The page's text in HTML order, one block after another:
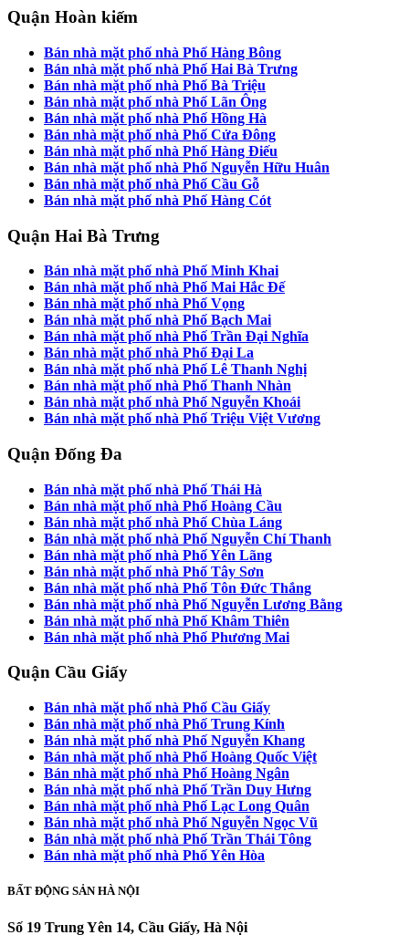
Quận Hoàn kiếm
Bán nhà mặt phố nhà Phố Hàng Bông
Bán nhà mặt phố nhà Phố Hai Bà Trưng
Bán nhà mặt phố nhà Phố Bà Triệu
Bán nhà mặt phố nhà Phố Lãn Ông
Bán nhà mặt phố nhà Phố Hồng Hà
Bán nhà mặt phố nhà Phố Cửa Đông
Bán nhà mặt phố nhà Phố Hàng Điếu
Bán nhà mặt phố nhà Phố Nguyễn Hữu Huân
Bán nhà mặt phố nhà Phố Cầu Gỗ
Bán nhà mặt phố nhà Phố Hàng Cót
Quận Hai Bà Trưng
Bán nhà mặt phố nhà Phố Minh Khai
Bán nhà mặt phố nhà Phố Mai Hắc Đế
Bán nhà mặt phố nhà Phố Vọng
Bán nhà mặt phố nhà Phố Bạch Mai
Bán nhà mặt phố nhà Phố Trần Đại Nghĩa
Bán nhà mặt phố nhà Phố Đại La
Bán nhà mặt phố nhà Phố Lê Thanh Nghị
Bán nhà mặt phố nhà Phố Thanh Nhàn
Bán nhà mặt phố nhà Phố Nguyễn Khoái
Bán nhà mặt phố nhà Phố Triệu Việt Vương
Quận Đống Đa
Bán nhà mặt phố nhà Phố Thái Hà
Bán nhà mặt phố nhà Phố Hoàng Cầu
Bán nhà mặt phố nhà Phố Chùa Láng
Bán nhà mặt phố nhà Phố Nguyễn Chí Thanh
Bán nhà mặt phố nhà Phố Yên Lãng
Bán nhà mặt phố nhà Phố Tây Sơn
Bán nhà mặt phố nhà Phố Tôn Đức Thắng
Bán nhà mặt phố nhà Phố Nguyễn Lương Bằng
Bán nhà mặt phố nhà Phố Khâm Thiên
Bán nhà mặt phố nhà Phố Phương Mai
Quận Cầu Giấy
Bán nhà mặt phố nhà Phố Cầu Giấy
Bán nhà mặt phố nhà Phố Trung Kính
Bán nhà mặt phố nhà Phố Nguyễn Khang
Bán nhà mặt phố nhà Phố Hoàng Quốc Việt
Bán nhà mặt phố nhà Phố Hoàng Ngân
Bán nhà mặt phố nhà Phố Trần Duy Hưng
Bán nhà mặt phố nhà Phố Lạc Long Quân
Bán nhà mặt phố nhà Phố Nguyễn Ngọc Vũ
Bán nhà mặt phố nhà Phố Trần Thái Tông
Bán nhà mặt phố nhà Phố Yên Hòa
BẤT ĐỘNG SẢN HÀ NỘI
Số 19 Trung Yên 14, Cầu Giấy, Hà Nội